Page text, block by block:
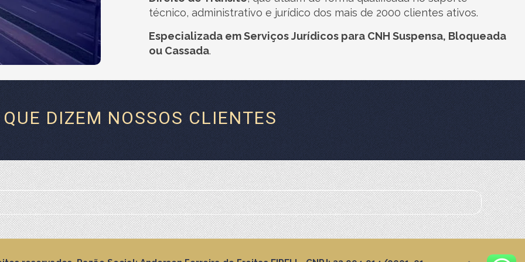
técnico, administrativo e jurídico dos mais de 2000 clientes ativos.
Especializada em Serviços Jurídicos para CNH Suspensa, Bloqueada
ou Cassada.
DIZEM NOSSOS CLIENTES